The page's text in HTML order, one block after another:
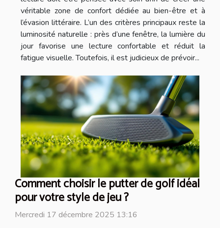
véritable zone de confort dédiée au bien-être et à
l’évasion littéraire. L’un des critères principaux reste la
luminosité naturelle : près d’une fenêtre, la lumière du
jour favorise une lecture confortable et réduit la
fatigue visuelle. Toutefois, il est judicieux de prévoir...
Comment choisir le putter de golf idéal
pour votre style de jeu ?
Mercredi 17 décembre 2025 13:16